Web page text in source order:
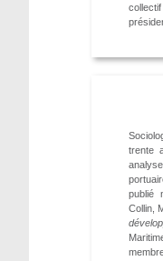
trente
publié
Collin,